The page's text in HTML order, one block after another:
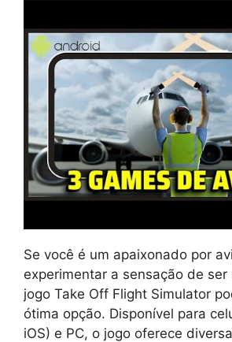
Se você é um apaixonado por
experimentar a sensação de ser
jogo Take Off Flight Simulator
ótima opção. Disponível para
iOS) e PC, o jogo oferece